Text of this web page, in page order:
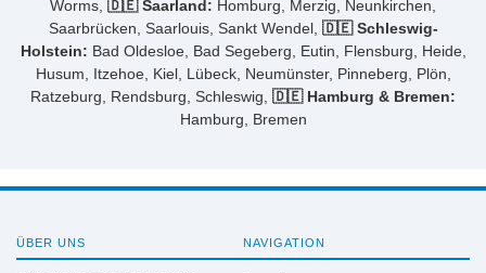
Worms, 🇩🇪 Saarland: Homburg, Merzig, Neunkirchen,
Saarbrücken, Saarlouis, Sankt Wendel, 🇩🇪 Schleswig-
Holstein: Bad Oldesloe, Bad Segeberg, Eutin, Flensburg, Heide,
Husum, Itzehoe, Kiel, Lübeck, Neumünster, Pinneberg, Plön,
Ratzeburg, Rendsburg, Schleswig, 🇩🇪 Hamburg & Bremen:
Hamburg, Bremen
ÜBER UNS NAVIGATION